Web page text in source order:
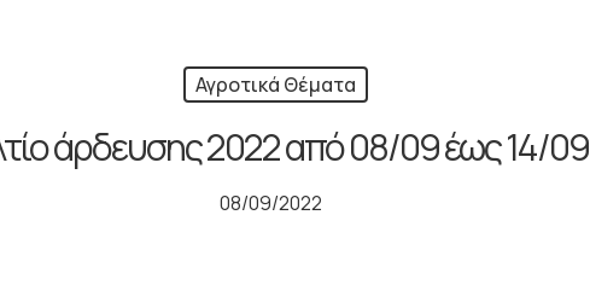
Αγροτικά Θέματα
άρδευσης 2022 από 08/09 έως 14/09
08/09/2022